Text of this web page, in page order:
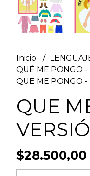
Inicio
QUÉ ME PONGO -
QUE ME PONGO -
QUE
$28.500,00